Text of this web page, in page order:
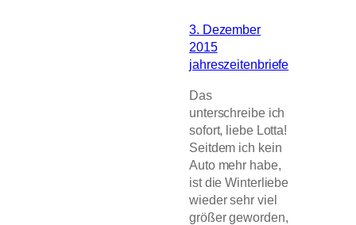
3. Dezember
2015
jahreszeitenbriefe
Das
unterschreibe ich
sofort, liebe Lotta!
Seitdem ich kein
Auto mehr habe,
ist die Winterliebe
wieder sehr viel
größer geworden,